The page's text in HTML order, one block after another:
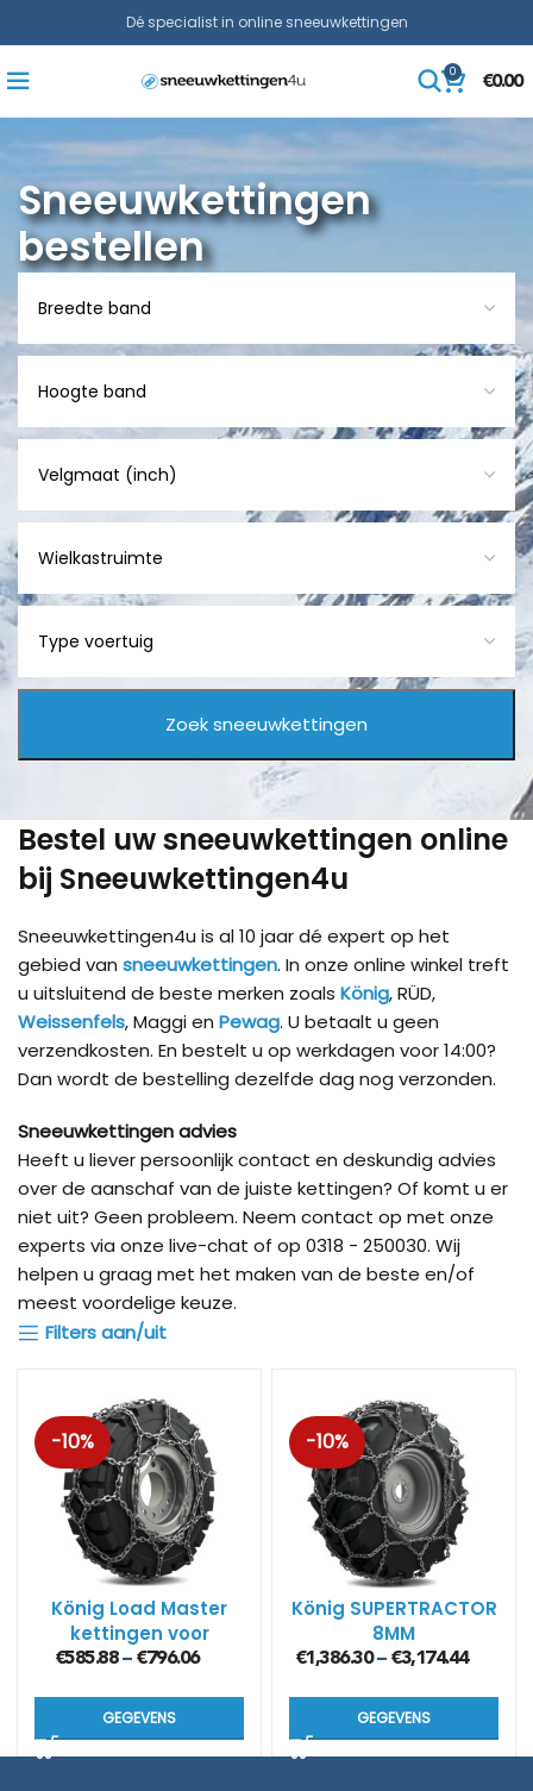
Dé specialist in online sneeuwkettingen
0
€0.00
Sneeuwkettingen
bestellen
Bestel uw sneeuwkettingen online
bij Sneeuwkettingen4u
Sneeuwkettingen4u is al 10 jaar dé expert op het
gebied van sneeuwkettingen. In onze online winkel treft
u uitsluitend de beste merken zoals König, RÜD,
Weissenfels, Maggi en Pewag. U betaalt u geen
verzendkosten. En bestelt u op werkdagen voor 14:00?
Dan wordt de bestelling dezelfde dag nog verzonden.
Sneeuwkettingen advies
Heeft u liever persoonlijk contact en deskundig advies
over de aanschaf van de juiste kettingen? Of komt u er
niet uit? Geen probleem. Neem contact op met onze
experts via onze live-chat of op 0318 - 250030. Wij
helpen u graag met het maken van de beste en/of
meest voordelige keuze.
Filters aan/uit
-10%
König Load Master
kettingen voor
vorkheftrucks (5.5
€585.88– €796.06
GEGEVENS
-10%
König SUPERTRACTOR
8MM
€1,386.30– €3,174.44
GEGEVENS